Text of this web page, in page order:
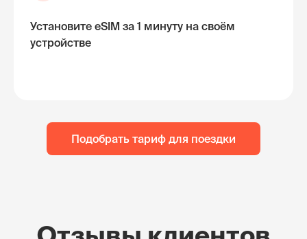
Установите eSIM за 1 минуту на своём
устройстве
Подобрать тариф для поездки